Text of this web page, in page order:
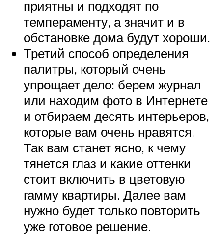
приятны и подходят по
темпераменту, а значит и в
обстановке дома будут хороши.
Третий способ определения
палитры, который очень
упрощает дело: берем журнал
или находим фото в Интернете
и отбираем десять интерьеров,
которые вам очень нравятся.
Так вам станет ясно, к чему
тянется глаз и какие оттенки
стоит включить в цветовую
гамму квартиры. Далее вам
нужно будет только повторить
уже готовое решение.